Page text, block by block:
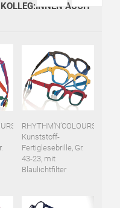
AUCH
RHYTHM’N’COLOURS
Kunststoff-
Fertiglesebrille, Gr.
43-23, mit
Blaulichtfilter